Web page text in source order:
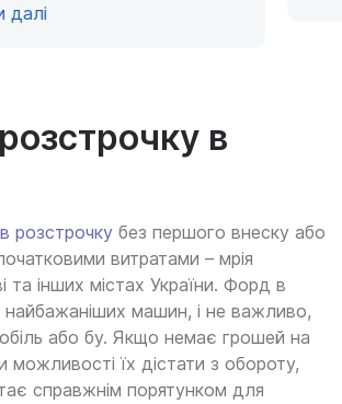
далі
в
розстрочку без першого внеску або
витратами – мрія
та інших містах України. Форд в
машин, і не важливо,
або бу. Якщо немає грошей на
можливості їх дістати з обороту,
справжнім порятунком для